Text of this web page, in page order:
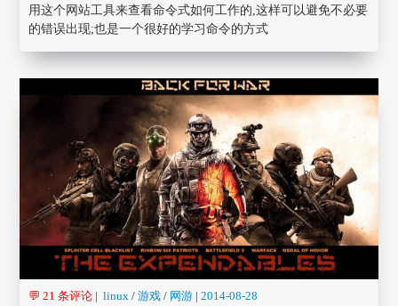
用这个网站工具来查看命令式如何工作的,这样可以避免不必要
的错误出现;也是一个很好的学习命令的方式
💬 21 条评论 | linux / 游戏 / 网游 |2014-08-28